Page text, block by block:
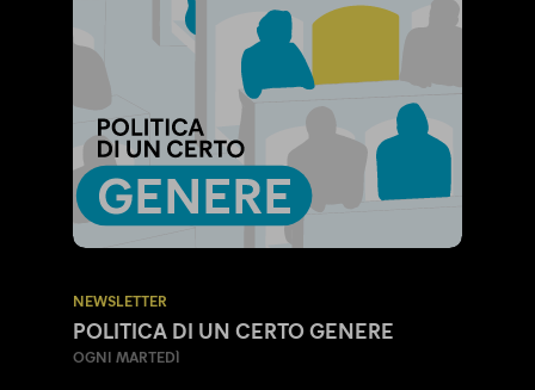
NEWSLETTER
POLITICA DI UN CERTO GENERE
OGNI MARTEDÌ